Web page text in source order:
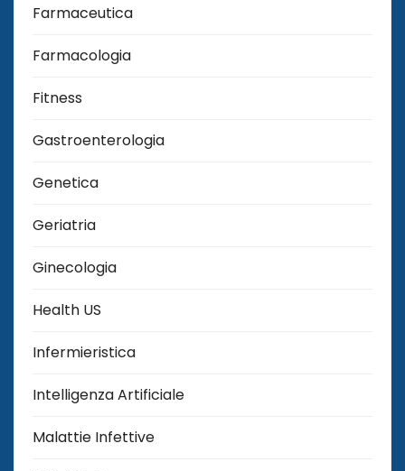
Farmaceutica
Farmacologia
Fitness
Gastroenterologia
Genetica
Geriatria
Ginecologia
Health US
Infermieristica
Intelligenza Artificiale
Malattie Infettive